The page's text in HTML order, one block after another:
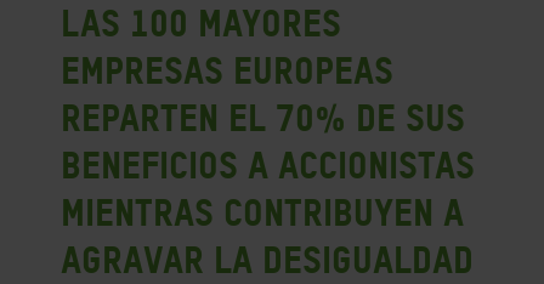
Las 100 mayores
empresas europeas
reparten el 70% de sus
beneficios a accionistas
mientras contribuyen a
agravar la desigualdad